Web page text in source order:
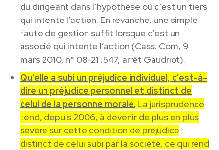
du dirigeant dans l’hypothèse où c’est un tiers
qui intente l’action. En revanche, une simple
faute de gestion suffit lorsque c’est un
associé qui intente l’action (Cass. Com, 9
mars 2010, n° 08-21 .547, arrêt Gaudriot).
Qu’elle a subi un préjudice individuel, c’est-à-
dire un préjudice personnel et distinct de
celui de la personne morale. La jurisprudence
tend, depuis 2006, à devenir de plus en plus
sévère sur cette condition de préjudice
distinct de celui subi par la société, ce qui rend